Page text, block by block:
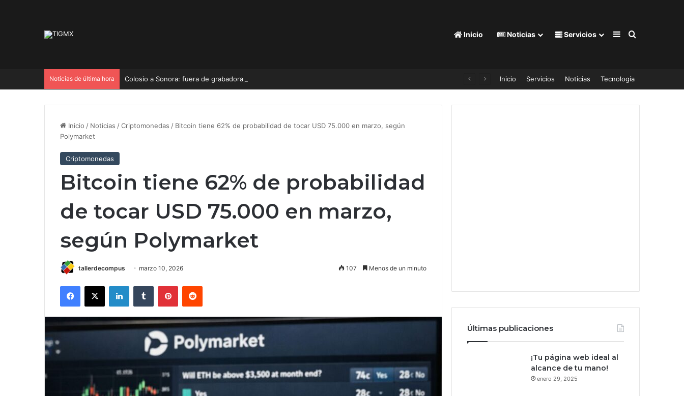
Inicio Noticias Servicios Barra lateral
Buscar por
Noticias de última hora Colosio a Sonora: fuera de grabadora, ya es un hecho Inicio Servicios Noticias Tecnología
Inicio / Noticias /Criptomonedas / Bitcoin tiene 62% de probabilidad de tocar USD 75.000 en marzo, según
Polymarket
Criptomonedas
Bitcoin tiene 62% de probabilidad
de tocar USD 75.000 en marzo,
según Polymarket
tallerdecompus marzo 10, 2026 107 Menos de un minuto
Últimas publicaciones
¡Tu página web ideal al
alcance de tu mano!
enero 29, 2025